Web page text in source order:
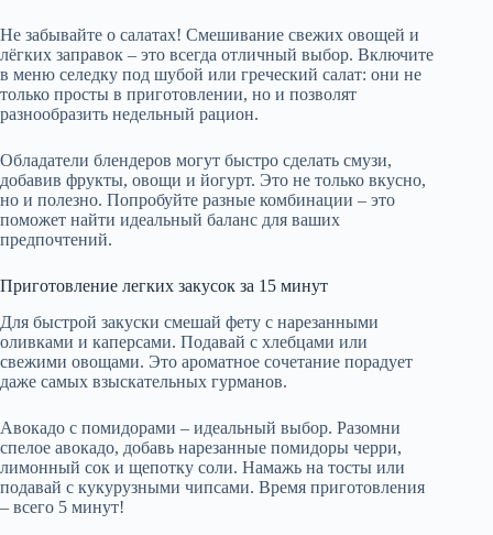
Не забывайте о салатах! Смешивание свежих овощей и
лёгких заправок – это всегда отличный выбор. Включите
в меню селедку под шубой или греческий салат: они не
только просты в приготовлении, но и позволят
разнообразить недельный рацион.
Обладатели блендеров могут быстро сделать смузи,
добавив фрукты, овощи и йогурт. Это не только вкусно,
но и полезно. Попробуйте разные комбинации – это
поможет найти идеальный баланс для ваших
предпочтений.
Приготовление легких закусок за 15 минут
Для быстрой закуски смешай фету с нарезанными
оливками и каперсами. Подавай с хлебцами или
свежими овощами. Это ароматное сочетание порадует
даже самых взыскательных гурманов.
Авокадо с помидорами – идеальный выбор. Разомни
спелое авокадо, добавь нарезанные помидоры черри,
лимонный сок и щепотку соли. Намажь на тосты или
подавай с кукурузными чипсами. Время приготовления
– всего 5 минут!